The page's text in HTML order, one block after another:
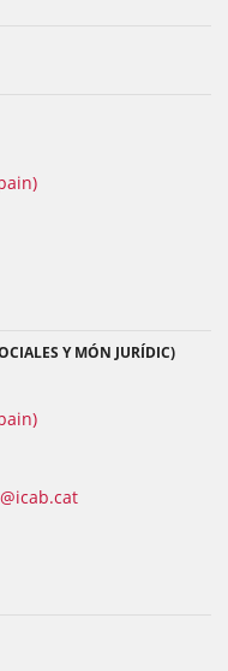
Y MÓN JURÍDIC)